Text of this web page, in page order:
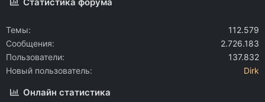
Темы
112.579
Сообщения
2.726.183
Пользователи
137.832
Новый пользователь
Dirk
Онлайн статистика